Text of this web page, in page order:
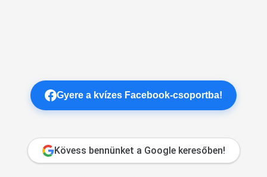
Gyere a kvízes Facebook-csoportba!
Kövess bennünket a Google keresőben!